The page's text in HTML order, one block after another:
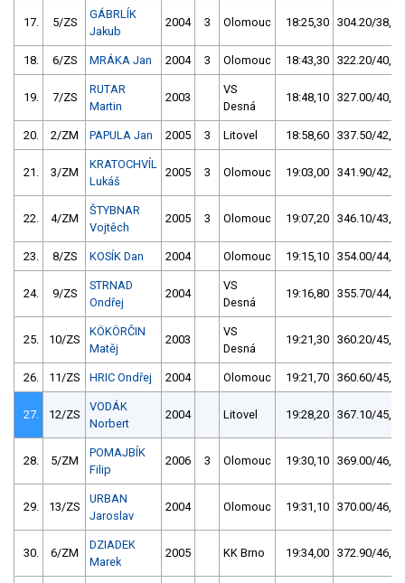
17. 5/ZS
GÁBRLÍK
Jakub
2004 3 Olomouc 18:25,30 304.20/38,0
18. 6/ZS MRÁKA Jan 2004 3 Olomouc 18:43,30 322.20/40,2
19. 7/ZS
RUTAR
Martin
2003
VS
Desná
18:48,10 327.00/40,8
20. 2/ZM PAPULA Jan 2005 3 Litovel 18:58,60 337.50/42,1
21. 3/ZM
KRATOCHVÍL
Lukáš
2005 3 Olomouc 19:03,00 341.90/42,7
22. 4/ZM
ŠTYBNAR
Vojtěch
2005 3 Olomouc 19:07,20 346.10/43,2
23. 8/ZS KOSÍK Dan 2004 Olomouc 19:15,10 354.00/44,2
24. 9/ZS
STRNAD
Ondřej
2004
VS
Desná
19:16,80 355.70/44,4
25. 10/ZS
KÖKÖRČIN
Matěj
2003
VS
Desná
19:21,30 360.20/45,0
26. 11/ZS HRIC Ondřej 2004 Olomouc 19:21,70 360.60/45,0
27. 12/ZS
VODÁK
Norbert
2004 Litovel 19:28,20 367.10/45,8
28. 5/ZM
POMAJBÍK
Filip
2006 3 Olomouc 19:30,10 369.00/46,1
29. 13/ZS
URBAN
Jaroslav
2004 Olomouc 19:31,10 370.00/46,2
30. 6/ZM
DZIADEK
Marek
2005 KK Brno 19:34,00 372.90/46,5